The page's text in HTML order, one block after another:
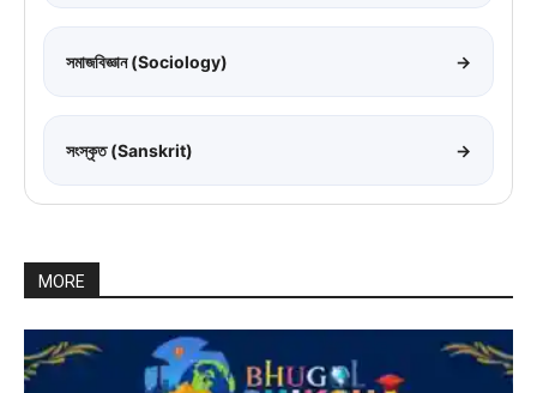
সমাজবিজ্ঞান (Sociology) →
সংস্কৃত (Sanskrit) →
MORE